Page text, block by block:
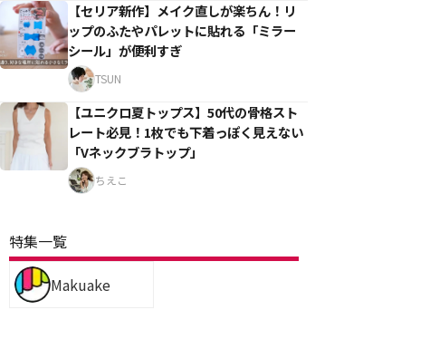
【セリア新作】メイク直しが楽ちん！リ
ップのふたやパレットに貼れる「ミラー
シール」が便利すぎ
TSUN
【ユニクロ夏トップス】50代の骨格スト
レート必見！1枚でも下着っぽく見えない
「Vネックブラトップ」
ちえこ
特集一覧
Makuake